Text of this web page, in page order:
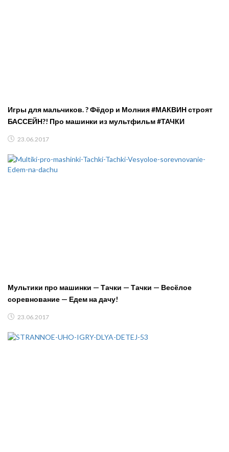
Игры для мальчиков. ? Фёдор и Молния #МАКВИН строят
БАССЕЙН?! Про машинки из мультфильм #ТАЧКИ
23.06.2017
Мультики про машинки — Тачки — Тачки — Весёлое
соревнование — Едем на дачу!
23.06.2017